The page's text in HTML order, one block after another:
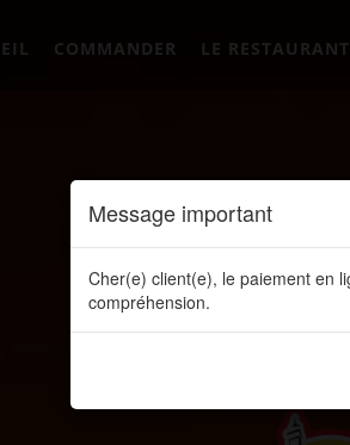
COMMANDER LE RESTAURANT
Message important
Cher(e) client(e), le paiement en
compréhension.